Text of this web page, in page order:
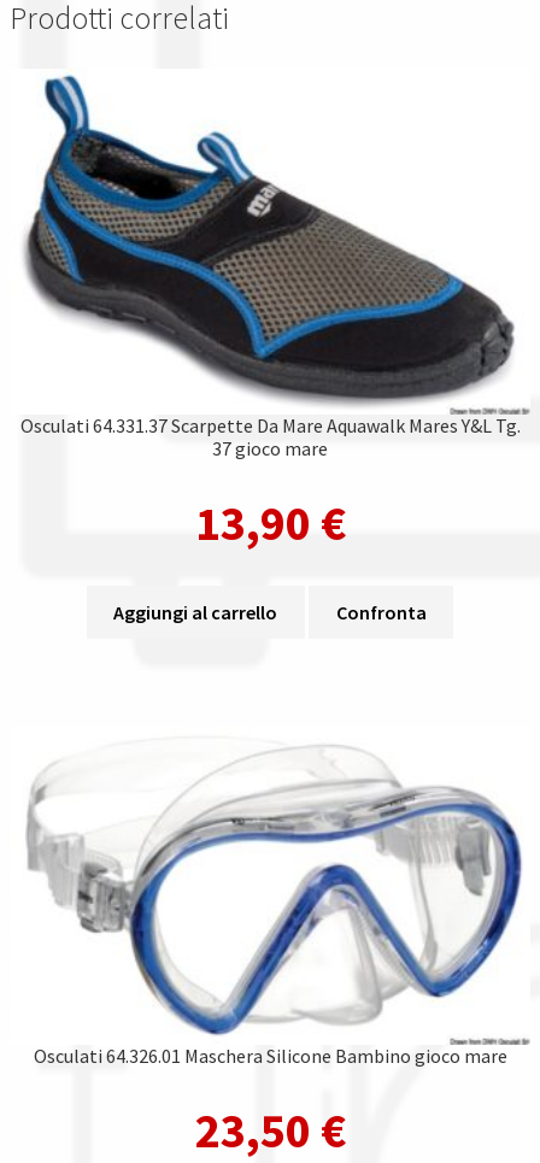
Prodotti correlati
Osculati 64.331.37 Scarpette Da Mare Aquawalk Mares Y&L Tg.
37 gioco mare
13,90 €
Aggiungi al carrello Confronta
Osculati 64.326.01 Maschera Silicone Bambino gioco mare
23,50 €